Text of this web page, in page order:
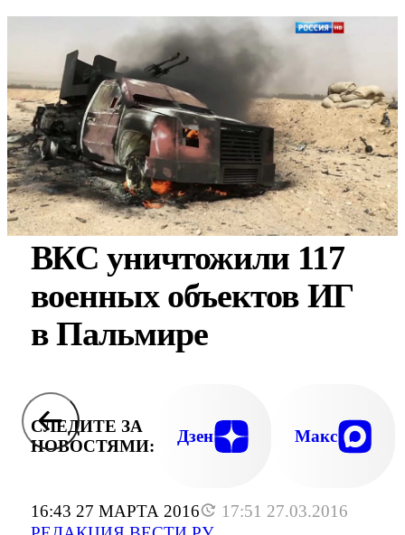
16:43 27 МАРТА 2016
17:51 27.03.2016
ВКС уничтожили 117
военных объектов ИГ
в Пальмире
СЛЕДИТЕ ЗА
НОВОСТЯМИ:
Дзен Макс